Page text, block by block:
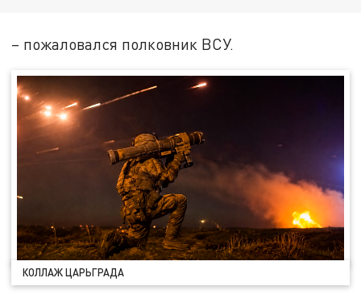
– пожаловался полковник ВСУ.
КОЛЛАЖ ЦАРЬГРАДА